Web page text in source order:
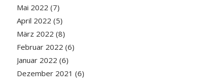
Mai 2022 (7)
April 2022 (5)
März 2022 (8)
Februar 2022 (6)
Januar 2022 (6)
Dezember 2021 (6)